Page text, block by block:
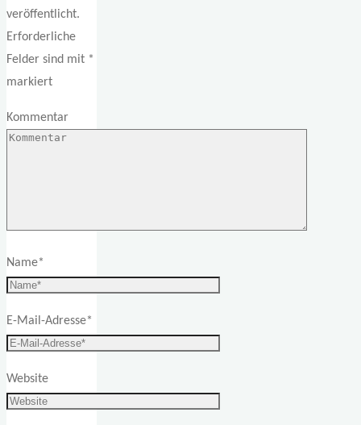
veröffentlicht.
Erforderliche
Felder sind mit *
markiert
Kommentar
Name*
E-Mail-Adresse*
Website